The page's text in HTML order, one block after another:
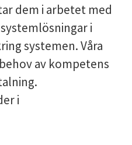
dem i arbetet med
i
systemen. Våra
av kompetens
i